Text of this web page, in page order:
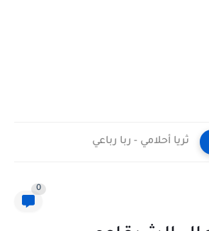
ثريا أحلامي - ربا رباعي
0